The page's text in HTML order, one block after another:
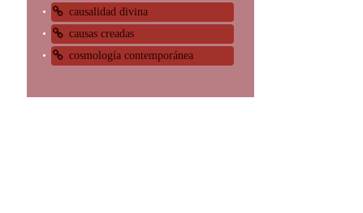
causalidad divina
causas creadas
cosmología contemporánea